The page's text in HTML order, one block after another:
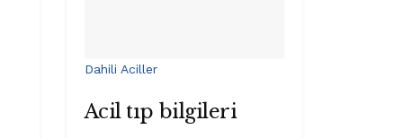
Dahili Aciller
Acil tıp bilgileri